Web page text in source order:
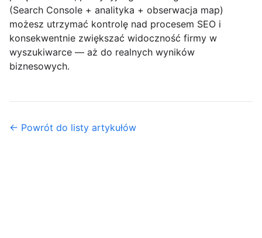
(Search Console + analityka + obserwacja map)
możesz utrzymać kontrolę nad procesem SEO i
konsekwentnie zwiększać widoczność firmy w
wyszukiwarce — aż do realnych wyników
biznesowych.
← Powrót do listy artykułów